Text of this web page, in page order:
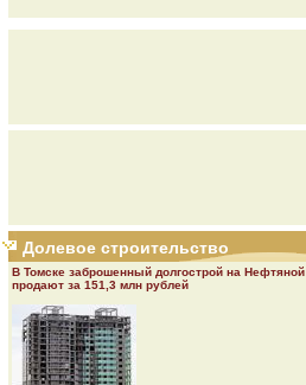
Долевое строительство
В Томске заброшенный долгострой на Нефтяной
продают за 151,3 млн рублей